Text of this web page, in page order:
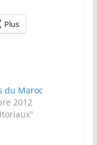
Plus
du Maroc
2012